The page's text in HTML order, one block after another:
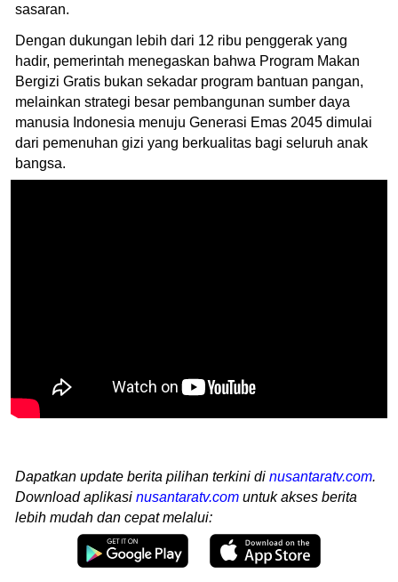
sasaran.
Dengan dukungan lebih dari 12 ribu penggerak yang
hadir, pemerintah menegaskan bahwa Program Makan
Bergizi Gratis bukan sekadar program bantuan pangan,
melainkan strategi besar pembangunan sumber daya
manusia Indonesia menuju Generasi Emas 2045 dimulai
dari pemenuhan gizi yang berkualitas bagi seluruh anak
bangsa.
Dapatkan update berita pilihan terkini di nusantaratv.com.
Download aplikasi nusantaratv.com untuk akses berita
lebih mudah dan cepat melalui: